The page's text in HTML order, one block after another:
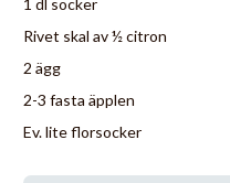
Rivet skal av ½ citron
2 ägg
2-3 fasta äpplen
Ev. lite florsocker